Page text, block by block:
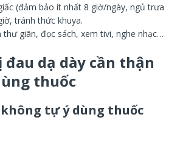
(đảm bảo ít nhất 8 giờ/ngày, ngủ trưa
tránh thức khuya.
thư giãn, đọc sách, xem tivi, nghe nhạc…
đau dạ dày cần thận
thuốc
không tự ý dùng thuốc